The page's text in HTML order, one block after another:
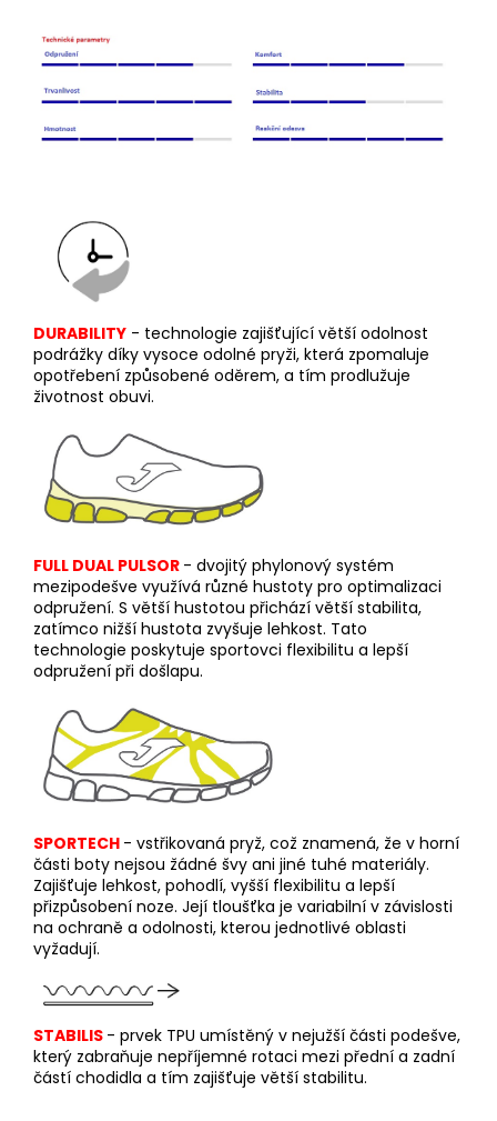
DURABILITY - technologie zajišťující větší odolnost
podrážky díky vysoce odolné pryži, která zpomaluje
opotřebení způsobené oděrem, a tím prodlužuje
životnost obuvi.
FULL DUAL PULSOR - dvojitý phylonový systém
mezipodešve využívá různé hustoty pro optimalizaci
odpružení. S větší hustotou přichází větší stabilita,
zatímco nižší hustota zvyšuje lehkost. Tato
technologie poskytuje sportovci flexibilitu a lepší
odpružení při došlapu.
SPORTECH - vstřikovaná pryž, což znamená, že v horní
části boty nejsou žádné švy ani jiné tuhé materiály.
Zajišťuje lehkost, pohodlí, vyšší flexibilitu a lepší
přizpůsobení noze. Její tloušťka je variabilní v závislosti
na ochraně a odolnosti, kterou jednotlivé oblasti
vyžadují.
STABILIS - prvek TPU umístěný v nejužší části podešve,
který zabraňuje nepříjemné rotaci mezi přední a zadní
částí chodidla a tím zajišťuje větší stabilitu.